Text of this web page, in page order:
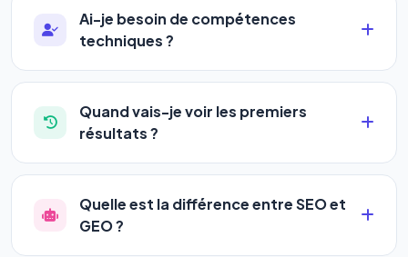
Ai-je besoin de compétences
techniques ?
Absolument pas. Notre logiciel a été conçu pour
être accessible àtous les profils: artisans,
commerçants, auto-entrepreneurs, PME ou
complexe — vous renseignez l'adresse de votre
site, décrivez votre activité, et le logiciel gère tout
en automatique 24h/24.
Quand vais-je voir les premiers
résultats ?
La plupart de nos utilisateurs observent une
amélioration de leur positionnement en4 à 6
semaines. Le référencement est un marathon, pas
Quelle est la différence entre SEO et
GEO ?